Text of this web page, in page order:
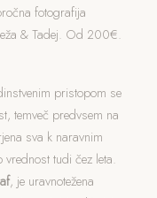
fotografija
& Tadej. Od 200€.
pristopom se
temveč predvsem na
sva k naravnim
tudi čez leta.
, je uravnotežena